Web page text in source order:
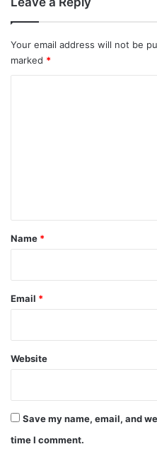
Your email address will not be
marked *
*
Name *
Email *
Website
Save my name, email, and
time I comment.